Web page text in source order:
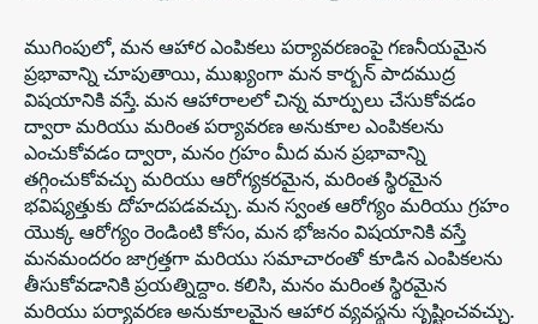
ముగింపులో, మన ఆహార ఎంపికలు పర్యావరణంపై గణనీయమైన
ప్రభావాన్ని చూపుతాయి, ముఖ్యంగా మన కార్బన్ పాదముద్ర
విషయానికి వస్తే. మన ఆహారాలలో చిన్న మార్పులు చేసుకోవడం
ద్వారా మరియు మరింత పర్యావరణ అనుకూల ఎంపికలను
ఎంచుకోవడం ద్వారా, మనం గ్రహం మీద మన ప్రభావాన్ని
తగ్గించుకోవచ్చు మరియు ఆరోగ్యకరమైన, మరింత స్థిరమైన
భవిష్యత్తుకు దోహదపడవచ్చు. మన స్వంత ఆరోగ్యం మరియు గ్రహం
యొక్క ఆరోగ్యం రెండింటి కోసం, మన భోజనం విషయానికి వస్తే
మనమందరం జాగ్రత్తగా మరియు సమాచారంతో కూడిన ఎంపికలను
తీసుకోవడానికి ప్రయత్నిద్దాం. కలిసి, మనం మరింత స్థిరమైన
మరియు పర్యావరణ అనుకూలమైన ఆహార వ్యవస్థను సృష్టించవచ్చు.